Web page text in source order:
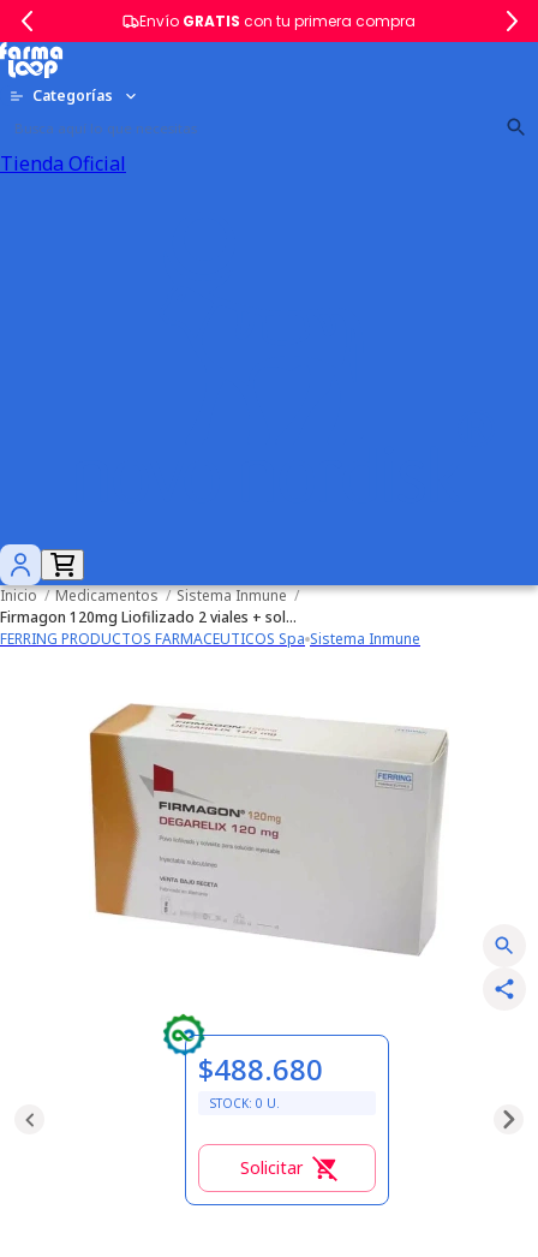
Envío GRATIS con tu primera compra
Categorías
Tienda Oficial
Inicio / Medicamentos / Sistema Inmune /
Firmagon 120mg Liofilizado 2 viales + solvente
FERRING PRODUCTOS FARMACEUTICOS Spa Sistema Inmune
$488.680
STOCK: 0 U.
Solicitar